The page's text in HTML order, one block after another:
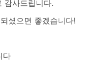
감사드립니다.
셨으면 좋겠습니다!
다